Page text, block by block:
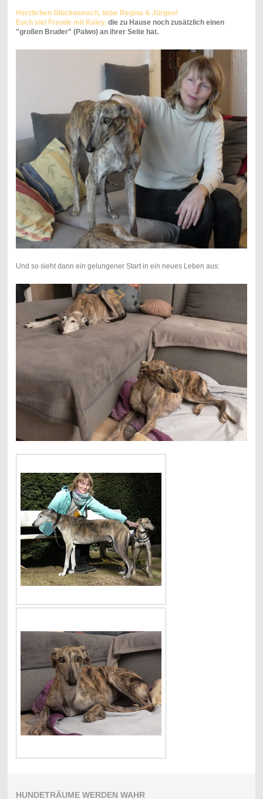
Herzlichen Glückwunsch, liebe Regina & Jürgen!
Euch viel Freude mit Kaley,die zu Hause noch zusätzlich einen
"großen Bruder" (Palwo) an ihrer Seite hat.
Und so sieht dann ein gelungener Start in ein neues Leben aus:
HUNDETRÄUME WERDEN WAHR